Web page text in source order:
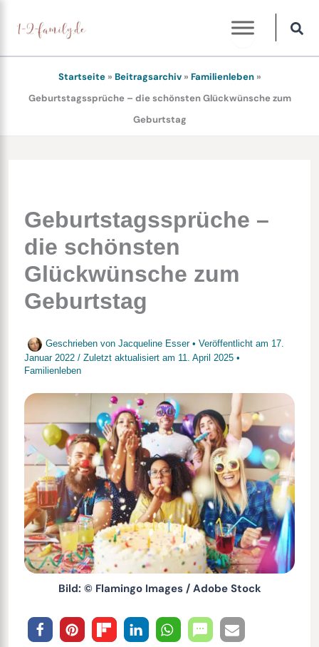
Inhalt
springen
Startseite» Beitragsarchiv» Familienleben»
Geburtstagssprüche – die schönsten Glückwünsche zum
Geburtstag
Geburtstagssprüche –
die schönsten
Glückwünsche zum
Geburtstag
Geschrieben von Jacqueline Esser • Veröffentlicht am 17.
Januar 2022 / Zuletzt aktualisiert am 11. April 2025•
Familienleben
Bild: © Flamingo Images / Adobe Stock